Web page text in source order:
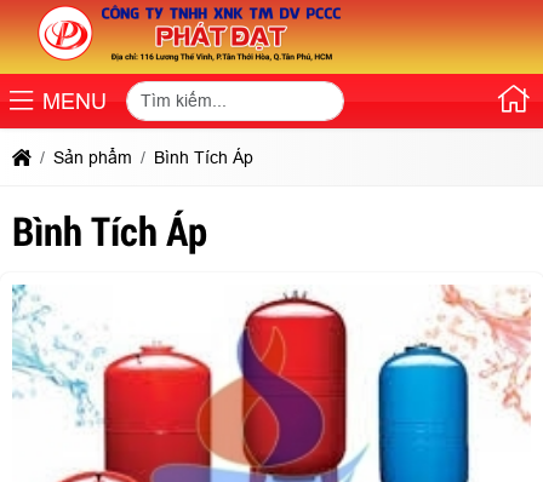
MENU
Sản phẩm Bình Tích Áp
Bình Tích Áp